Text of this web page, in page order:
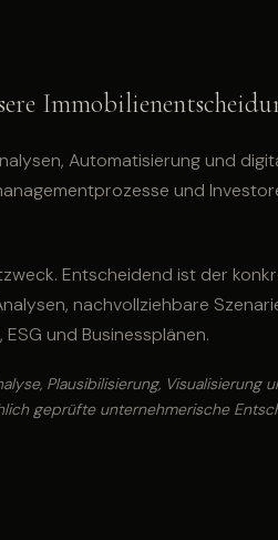
Automatisierung und
und
Entscheidend ist der
nachvollziehbare
und Businessplänen.
Plausibilisierung, Visualisierung
geprüfte unternehmerische